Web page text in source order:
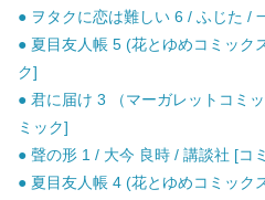
● ヲタクに恋は難しい 6 / ふじた /
● 夏目友人帳 5 (花とゆめコミック
ク]
● 君に届け 3 （マーガレットコミ
ミック]
● 聲の形 1 / 大今 良時 / 講談社 [コ
● 夏目友人帳 4 (花とゆめコミック